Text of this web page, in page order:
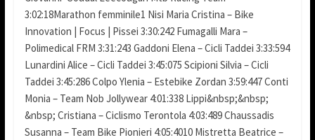
3:02:18Marathon femminile1 Nisi Maria Cristina – Bike
Innovation | Focus | Pissei 3:30:242 Fumagalli Mara –
Polimedical FRM 3:31:243 Gaddoni Elena – Cicli Taddei 3:33:594
Lunardini Alice – Cicli Taddei 3:45:075 Scipioni Silvia – Cicli
Taddei 3:45:286 Colpo Ylenia – Estebike Zordan 3:59:447 Conti
Monia – Team Nob Jollywear 4:01:338 Lippi&nbsp;&nbsp;
&nbsp; Cristiana – Ciclismo Terontola 4:03:489 Chaussadis
Susanna – Team Bike Pionieri 4:05:4010 Mistretta Beatrice –